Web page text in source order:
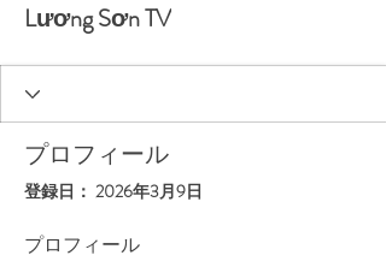
Lương Sơn TV
プロフィール
登録日： 2026年3月9日
プロフィール